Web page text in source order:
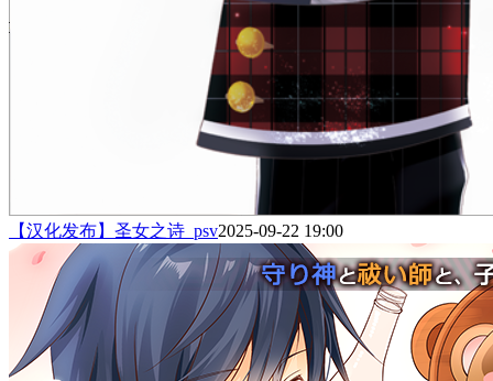
【汉化发布】圣女之诗_psv2025-09-22 19:00